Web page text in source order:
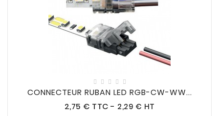
CONNECTEUR RUBAN LED RGB-CW-WW...
2,75 € Prix
TTC - 2,29 € HT